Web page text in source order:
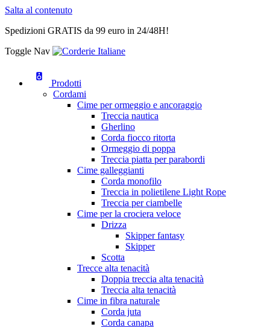
Salta al contenuto
Spedizioni GRATIS da 99 euro in 24/48H!
Toggle Nav
Prodotti
Cordami
Cime per ormeggio e ancoraggio
Treccia nautica
Gherlino
Corda fiocco ritorta
Ormeggio di poppa
Treccia piatta per parabordi
Cime galleggianti
Corda monofilo
Treccia in polietilene Light Rope
Treccia per ciambelle
Cime per la crociera veloce
Drizza
Skipper fantasy
Skipper
Scotta
Trecce alta tenacità
Doppia treccia alta tenacità
Treccia alta tenacità
Cime in fibra naturale
Corda juta
Corda canapa